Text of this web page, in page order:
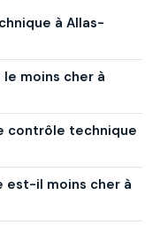
à Allas-
moins cher à
contrôle technique
est-il moins cher à